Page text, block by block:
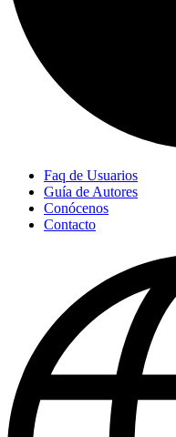
Faq de Usuarios
Guía de Autores
Conócenos
Contacto